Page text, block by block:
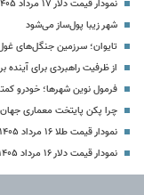
نمودار قیمت دلار ۱۷ مرداد ۱۴۰۵ + شاخص دلار آمریکا
شهر زیبا پول‌ساز می‌شود
تایوان؛ سرزمین جنگل‌های
از ظرفیت راهبردی برای آینده
فرمول نوین شهرها؛ خودرو
چرا پکن پایتخت معماری
نمودار قیمت طلا ۱۶ مرداد ۱۴۰۵ + قیمت جهانی طلا
نمودار قیمت دلار ۱۶ مرداد ۱۴۰۵ + شاخص دلار آمریکا